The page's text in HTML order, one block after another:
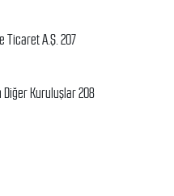
Ticaret A.Ş. 207
Diğer Kuruluşlar 208